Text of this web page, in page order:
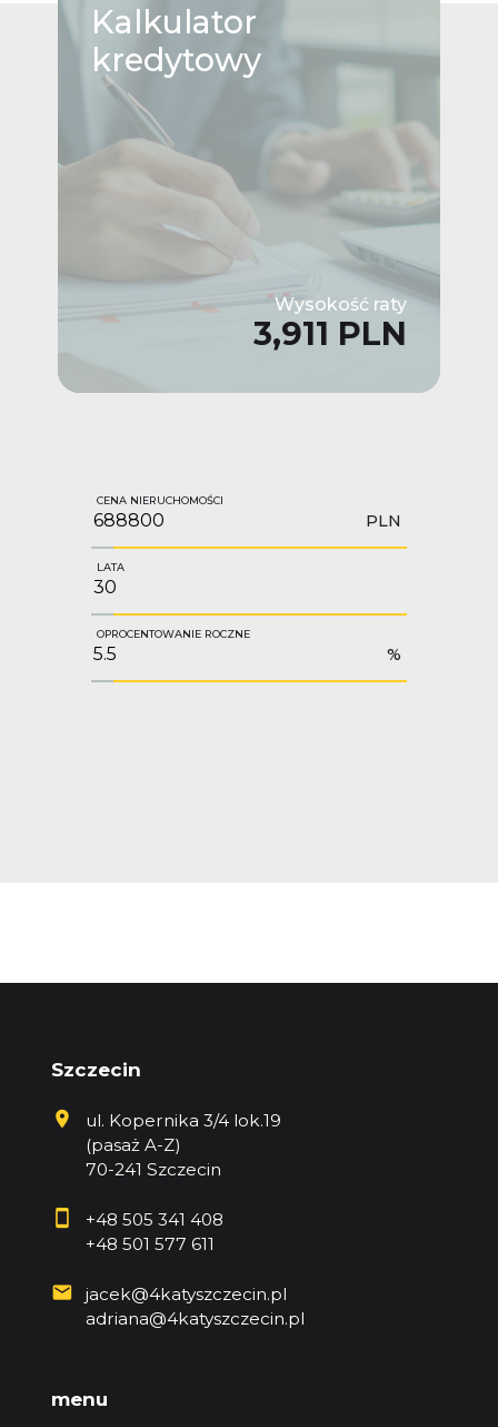
Kalkulator
kredytowy
Wysokość raty
3,911 PLN
CENA NIERUCHOMOŚCI
PLN
LATA
OPROCENTOWANIE ROCZNE
%
Szczecin
ul. Kopernika 3/4 lok.19
(pasaż A-Z)
70-241 Szczecin
+48 505 341 408
+48 501 577 611
jacek@4katyszczecin.pl
adriana@4katyszczecin.pl
menu